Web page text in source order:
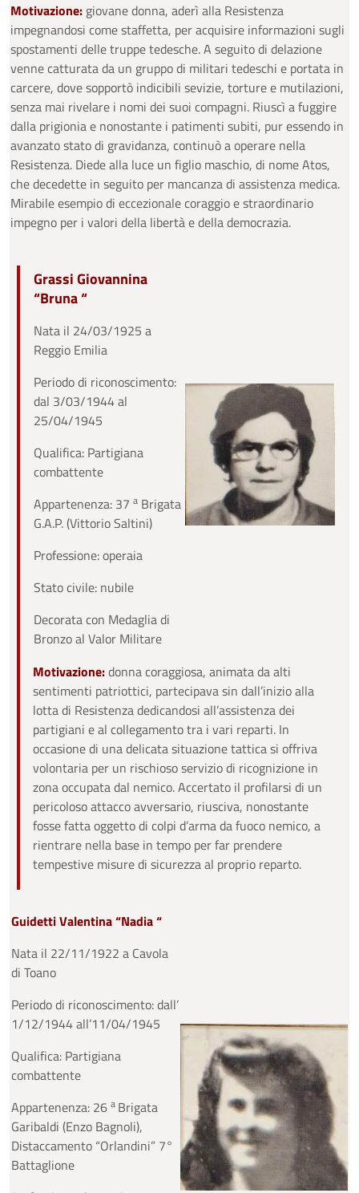
Motivazione: giovane donna, aderì alla Resistenza
impegnandosi come staffetta, per acquisire informazioni sugli
spostamenti delle truppe tedesche. A seguito di delazione
venne catturata da un gruppo di militari tedeschi e portata in
carcere, dove sopportò indicibili sevizie, torture e mutilazioni,
senza mai rivelare i nomi dei suoi compagni. Riuscì a fuggire
dalla prigionia e nonostante i patimenti subiti, pur essendo in
avanzato stato di gravidanza, continuò a operare nella
Resistenza. Diede alla luce un figlio maschio, di nome Atos,
che decedette in seguito per mancanza di assistenza medica.
Mirabile esempio di eccezionale coraggio e straordinario
impegno per i valori della libertà e della democrazia.
Grassi Giovannina
“Bruna “
Nata il 24/03/1925 a
Reggio Emilia
Periodo di riconoscimento:
dal 3/03/1944 al
25/04/1945
Qualifica: Partigiana
combattente
Appartenenza: 37 a Brigata
G.A.P. (Vittorio Saltini)
Professione: operaia
Stato civile: nubile
Decorata con Medaglia di
Bronzo al Valor Militare
Motivazione:donna coraggiosa, animata da alti
sentimenti patriottici, partecipava sin dall’inizio alla
lotta di Resistenza dedicandosi all’assistenza dei
partigiani e al collegamento tra i vari reparti. In
occasione di una delicata situazione tattica si offriva
volontaria per un rischioso servizio di ricognizione in
zona occupata dal nemico. Accertato il profilarsi di un
pericoloso attacco avversario, riusciva, nonostante
fosse fatta oggetto di colpi d’arma da fuoco nemico, a
rientrare nella base in tempo per far prendere
tempestive misure di sicurezza al proprio reparto.
Guidetti Valentina “Nadia “
Nata il 22/11/1922 a Cavola
di Toano
Periodo di riconoscimento: dall’
1/12/1944 all’11/04/1945
Qualifica: Partigiana
combattente
Appartenenza: 26 a Brigata
Garibaldi (Enzo Bagnoli),
Distaccamento “Orlandini” 7°
Battaglione